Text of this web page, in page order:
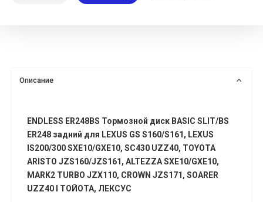
Описание
ENDLESS ER248BS Тормозной диск BASIC SLIT/BS
ER248 задний для LEXUS GS S160/S161, LEXUS
IS200/300 SXE10/GXE10, SC430 UZZ40, TOYOTA
ARISTO JZS160/JZS161, ALTEZZA SXE10/GXE10,
MARK2 TURBO JZX110, CROWN JZS171, SOARER
UZZ40 I ТОЙОТА, ЛЕКСУС